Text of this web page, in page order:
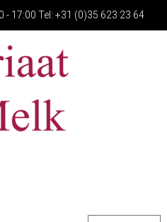
- 17:00 Tel: +31 (0)35 623 23 64